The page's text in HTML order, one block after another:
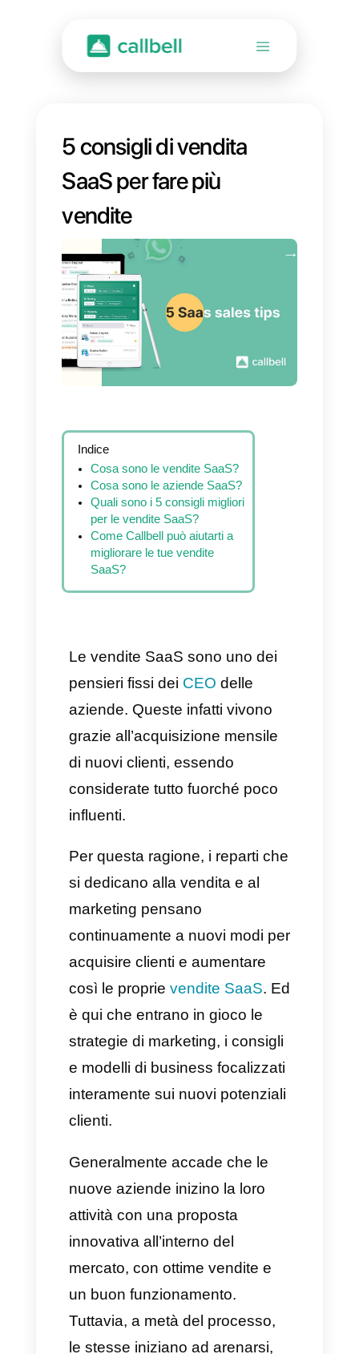
5 consigli di vendita
SaaS per fare più
vendite
Indice
Cosa sono le vendite SaaS?
Cosa sono le aziende SaaS?
Come Callbell può aiutarti a
migliorare le tue vendite
Le vendite SaaS sono uno dei
aziende. Queste infatti vivono
grazie all’acquisizione mensile
di nuovi clienti, essendo
considerate tutto fuorché poco
influenti.
Per questa ragione, i reparti che
si dedicano alla vendita e al
marketing pensano
acquisire clienti e aumentare
così le proprievendite SaaS
è qui che entrano in gioco le
strategie di marketing, i consigli
e modelli di business focalizzati
interamente sui nuovi potenziali